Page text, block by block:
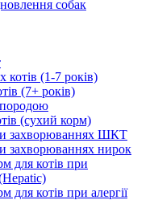
собак
(1-7 років)
(7+ років)
(сухий корм)
захворюваннях ШКТ
захворюваннях нирок
для котів при
котів при алергії